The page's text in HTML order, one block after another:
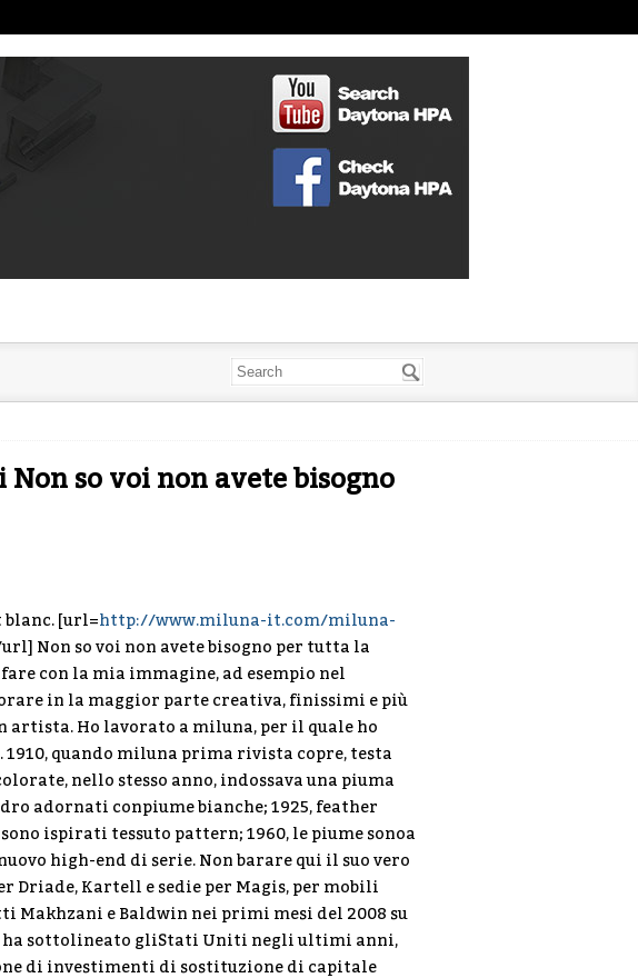
so voi non avete bisogno
blanc. [url=http://www.miluna-it.com/miluna-
Non so voi non avete bisogno per tutta la
con la mia immagine, ad esempio nel
in la maggior parte creativa, finissimi e più
Ho lavorato a miluna, per il quale ho
quando miluna prima rivista copre, testa
nello stesso anno, indossava una piuma
adornati conpiume bianche; 1925, feather
ispirati tessuto pattern; 1960, le piume sonoa
high-end di serie. Non barare qui il suo vero
Driade, Kartell e sedie per Magis, per mobili
Makhzani e Baldwin nei primi mesi del 2008 su
ha sottolineato gliStati Uniti negli ultimi anni,
di investimenti di sostituzione di capitale